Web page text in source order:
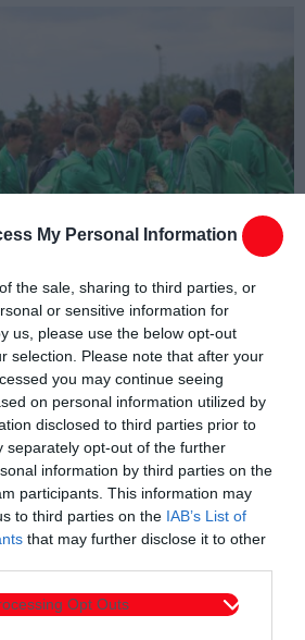
My Personal Information
the sale, sharing to third parties, or
or sensitive information for
us, please use the below opt-out
selection. Please note that after your
you may continue seeing
on personal information utilized by
disclosed to third parties prior to
separately opt-out of the further
information by third parties on the
participants. This information may
to third parties on the IAB’s List of
that may further disclose it to other
Opt Outs